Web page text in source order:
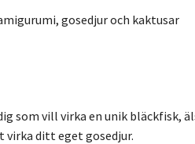
gosedjur och kaktusar
som vill virka en unik bläckfisk,
virka ditt eget gosedjur.